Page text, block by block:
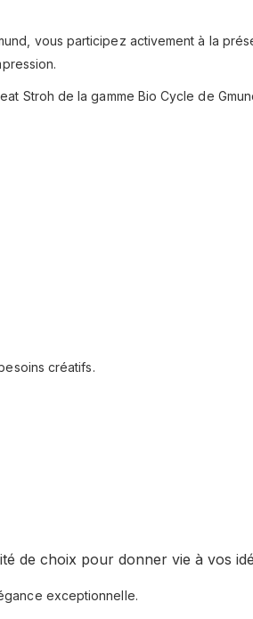
vous participez activement à la
Stroh de la gamme Bio Cycle de
créatifs.
de choix pour donner vie à vos
exceptionnelle.